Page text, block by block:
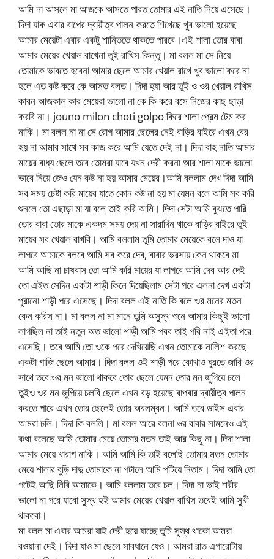
আমি না আসলে মা আজকে আসতে পারত তোমার এই নাতি নিয়ে এসেছে।
দিদা যাক এবার বাপের দ্বায়ীত্ব পালন করতে শিখেছে খুব ভালো হয়েছে
আমার মেয়েটা এবার একটু শান্তিতে থাকতে পারবে।এই শালা তোর বাবা
আমার মেয়ের খেয়াল রাখেনা তুই রাখিস কিন্তু। মা বলল মা সে নিয়ে
তোমাকে ভাবতে হবেনা আমার ছেলে আমার খেয়াল রাখে খুব ভালো করে না
হলে এত কষ্ট করে কে আসত বলত। দিদা হ্যা আর তুই ও ওর খেয়াল রাখিস
কারন আজকাল কার মেয়েরা ভালো না কে কি করে বসে নিজের কাছ ছাড়া
করবি না। jouno milon choti golpo কিরে শালা প্রেম টেম কর
নাকি। মা বলল না না সে রোগ আমার ছেলের নেই বাড়ির বাইরে এখন বের
হয় না আমার সাথে সব কাজ করে আমি যেতে দেই না। দিদা বাহ নাতি আমার
মায়ের বাধ্য ছেলে তবে তোমরা যাবে যখন দেরী করনা আর শালা মাকে ভালো
ভাবে নিয়ে জেও যেন কষ্ট না হয় আমার মেয়ের।আমি বললাম দেখ দিদা আমি
সব সময় চেষ্টা করি মায়ের যাতে কোন কষ্ট না হয় মা যেমন বলে আমি সব করি
শুনলে তো এছাড়া মা যা বলে তাই করি আমি। দিদা সেটা আমি বুঝতে পারি
তোর বাবা তোর মাকে একদম সময় দেয় না সারাদিন থাকে বাড়ির বাইরে তুই
মায়ের সব খেয়াল রাখবি। আমি বললাম তুমি তোমার মেয়েকে বলে দাও যা
লাগবে আমাকে বলবে আমি সব করে দেব, বাবার ভরসায় কেন থাকবে মা
আমি আছি না চাষবাস তো আমি করি মায়ের যা লাগবে আমি দেব আর দেই
তো এইত সেদিন একটা শাড়ী কিনে দিয়েছিলাম সেটা পরে এলনা দেখ একটা
পুরানো শাড়ী পরে এসেছে। দিদা বলল এই নাতি কি বলে ওর মনের মতন
কেন করিস না। মা বলল না মা মানে তুমি অসুস্থ শুনে আমার কিছুই ভালো
লাগছিল না তাই নতুন অত ভালো শাড়ী আমি পরব তাই পরি নাই এইতা পরে
এসেছি। তবে আমি তো ওকে পরে দেখিয়েছি এখন তোমাকে নালিশ করছে
একটা পাজি ছেলে আমার। দিদা বলল ওই শাড়ী পরে কোথাও ঘুরতে জাবি ওর
সাথে তবে ওর মন ভালো থাকবে তোর ছেলে যেমন তোর মন জুগিয়ে চলে
তুইও ওর মন জুগিয়ে চলবি ছেলে এখন বড় হয়েছে বাপবার দ্বায়ীত্ব পালন
করতে পারে এখন তোর ছেলেই তোর অবলম্বন। আমি তবে ডাইস এবার
আমরা চলি। দিদা কি বললি। মা বলল আরে বলনা ওর বাবার সামনেও এই
কথা বলেছে আমি তোমার মেয়ে তোমার মতন তাই আর কিছু না। দিদা শালা
আমার মেয়ে খারাপ নাকি। আমি আমি কি তাই বলেছি তোমার মতন তোমার
মেয়ে শালার বুড়ি দাদু তোমাকে না পটালে আমি পটিয়ে নিতাম। দিদা আমি তো
পটেই আছি নিবি আমাকে। আমি বললাম তবে চল। দিদা না ভাই শরীর
ভালো না পরে যাবো সুস্থ হই আমার মেয়ের খেয়াল রাখিস তবেই আমি সুখী
থাকবো।
মা বলল মা এবার আমরা যাই দেরী হয়ে যাচ্ছে তুমি সুস্থ থাকো আমরা
রওয়ানা দেই। দিদা যাও মা ছেলে সাবধানে যেও। আমরা রাত এগারোটায়